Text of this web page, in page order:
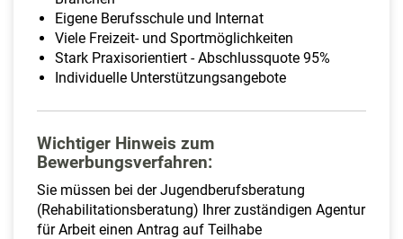
Eigene Berufsschule und Internat
Viele Freizeit- und Sportmöglichkeiten
Stark Praxisorientiert - Abschlussquote 95%
Individuelle Unterstützungsangebote
Wichtiger Hinweis zum
Bewerbungsverfahren:
Sie müssen bei der Jugendberufsberatung
(Rehabilitationsberatung) Ihrer zuständigen Agentur
für Arbeit einen Antrag auf Teilhabe